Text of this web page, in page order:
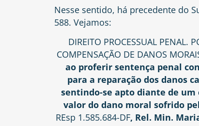
Nesse sentido, há precedente do
588. Vejamos:
DIREITO PROCESSUAL PENAL.
COMPENSAÇÃO DE DANOS
ao proferir sentença penal
para a reparação dos danos
sentindo-se apto diante de
valor do dano moral sofrido
REsp 1.585.684-DF, Rel. Min.